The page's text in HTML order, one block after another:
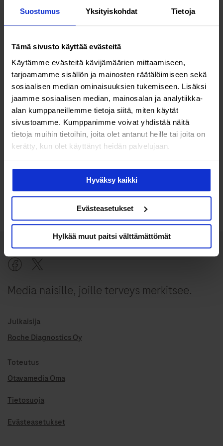
Suostumus Yksityiskohdat Tietoja
Tämä sivusto käyttää evästeitä
Käytämme evästeitä kävijämäärien mittaamiseen,
tarjoamamme sisällön ja mainosten räätälöimiseen sekä
sosiaalisen median ominaisuuksien tukemiseen. Lisäksi
jaamme sosiaalisen median, mainosalan ja analytiikka-
alan kumppaneillemme tietoja siitä, miten käytät
sivustoamme. Kumppanimme voivat yhdistää näitä
tietoja muihin tietoihin, joita olet antanut heille tai joita on
kerätty, kun olet käyttänyt heidän palvelujaan.
Hyväksy kaikki
Evästeasetukset
Hylkää muut paitsi välttämättömät
Terveys & hyvinvointi
Harvinaisen munasarjasyövän
sairastanut Eva-Maria
Strömsholm, 42: ”Syöpä vei
minulta tärkeitä asioita mutta
antoi paljon myös takaisin”
Lisää luettavaa
Media naisille, joille terveys merkitsee.
Julkaisija
Roche Diagnostics Oy
Toteutus
Otavamedia Oma
Tietosuoja
Evästeasetukset